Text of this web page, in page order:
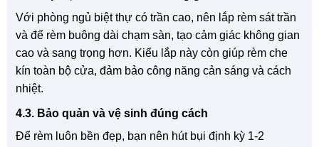
Với phòng ngủ biệt thự có trần cao, nên lắp rèm sát trần
và để rèm buông dài chạm sàn, tạo cảm giác không gian
cao và sang trọng hơn. Kiểu lắp này còn giúp rèm che
kín toàn bộ cửa, đảm bảo công năng cản sáng và cách
nhiệt.
4.3. Bảo quản và vệ sinh đúng cách
Để rèm luôn bền đẹp, bạn nên hút bụi định kỳ 1-2